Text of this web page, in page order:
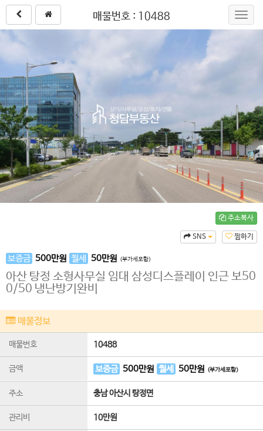
매물번호 : 10488
주소복사
찜하기
SNS
보증금 500만원 월세 50만원 (부가세포함)
아산 탕정 소형사무실 임대 삼성디스플레이 인근 보50
0/50 냉난방기완비
매물정보
매물번호 10488
금액 보증금 500만원 월세 50만원 (부가세포함)
주소 충남 아산시 탕정면
관리비 10만원